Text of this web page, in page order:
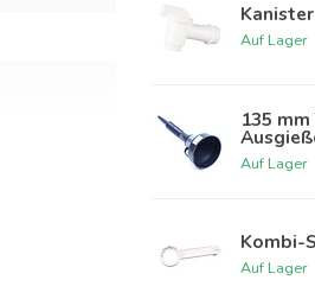
Auf Lager
135
Auf Lager
Kombi-
Auf Lager